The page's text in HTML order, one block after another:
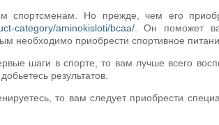
спортсменам. Но прежде, чем его
category/aminokisloti/bcaa/. Он поможет
необходимо приобрести спортивное
шаги в спорте, то вам лучше всего
результатов.
то вам следует приобрести